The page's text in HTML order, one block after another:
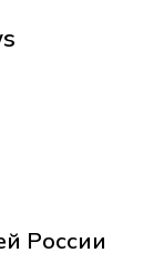
России